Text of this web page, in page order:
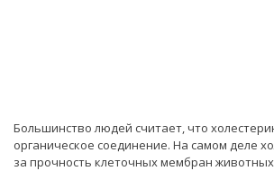
Большинство людей считает, что
органическое соединение. На самом деле
за прочность клеточных мембран